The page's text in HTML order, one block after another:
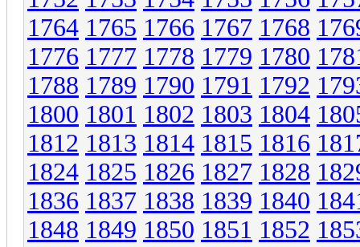
1764 1765 1766 1767 1768
1776 1777 1778 1779 1780
1788 1789 1790 1791 1792
1800 1801 1802 1803 1804
1812 1813 1814 1815 1816
1824 1825 1826 1827 1828
1836 1837 1838 1839 1840
1848 1849 1850 1851 1852